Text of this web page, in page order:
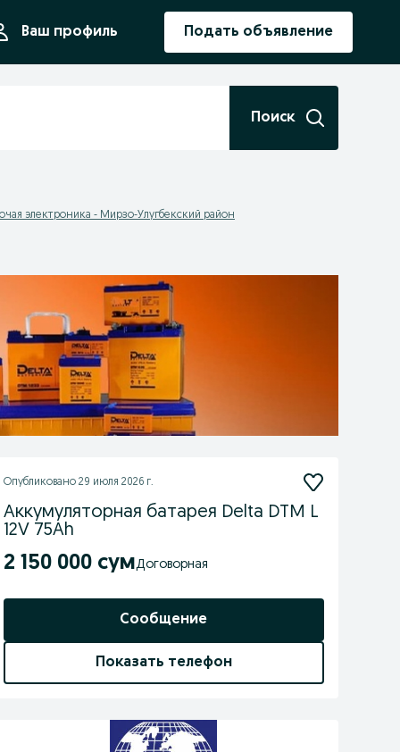
Ваш профиль Подать объявление
Поиск
электроника - Мирзо-Улугбекский район
Опубликовано 29 июля 2026 г.
Аккумуляторная батарея Delta DTM L
12V 75Ah
2 150 000 сум Договорная
Сообщение
Показать телефон